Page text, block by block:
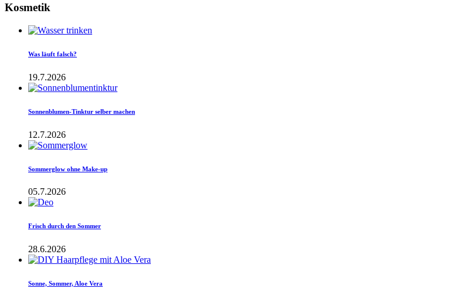
Kosmetik
Was läuft falsch?
19.7.2026
Sonnenblumen-Tinktur selber machen
12.7.2026
Sommerglow ohne Make-up
05.7.2026
Frisch durch den Sommer
28.6.2026
Sonne, Sommer, Aloe Vera